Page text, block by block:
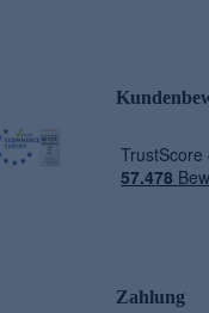
Zahlung